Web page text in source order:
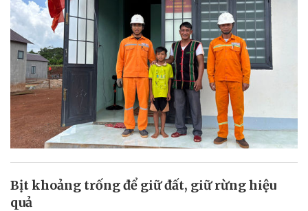
Bịt khoảng trống để giữ đất, giữ rừng hiệu
quả